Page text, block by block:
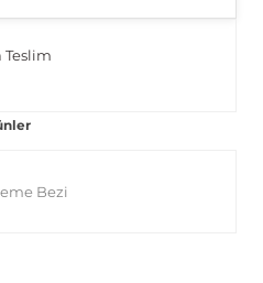
Teslim
Bezi